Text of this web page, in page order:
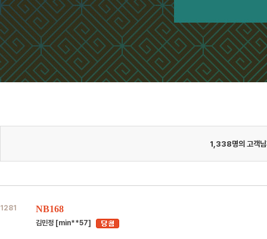
1,338명의 고객
1281 NB168
김민정 [min**57]